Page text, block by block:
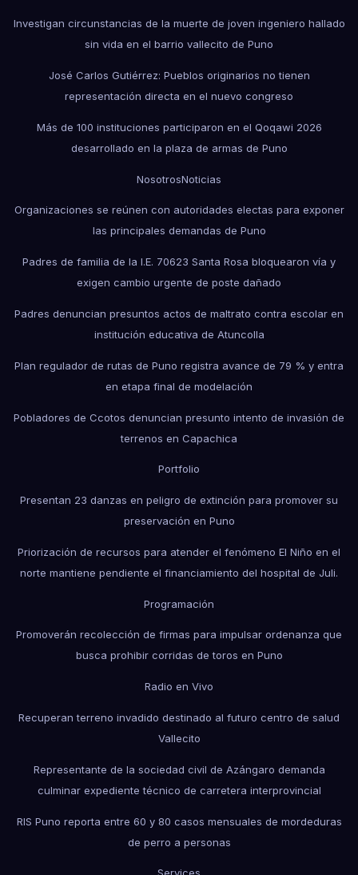
Investigan circunstancias de la muerte de joven ingeniero hallado
sin vida en el barrio vallecito de Puno
José Carlos Gutiérrez: Pueblos originarios no tienen
representación directa en el nuevo congreso
Más de 100 instituciones participaron en el Qoqawi 2026
desarrollado en la plaza de armas de Puno
NosotrosNoticias
Organizaciones se reúnen con autoridades electas para exponer
las principales demandas de Puno
Padres de familia de la I.E. 70623 Santa Rosa bloquearon vía y
exigen cambio urgente de poste dañado
Padres denuncian presuntos actos de maltrato contra escolar en
institución educativa de Atuncolla
Plan regulador de rutas de Puno registra avance de 79 % y entra
en etapa final de modelación
Pobladores de Ccotos denuncian presunto intento de invasión de
terrenos en Capachica
Portfolio
Presentan 23 danzas en peligro de extinción para promover su
preservación en Puno
Priorización de recursos para atender el fenómeno El Niño en el
norte mantiene pendiente el financiamiento del hospital de Juli.
Programación
Promoverán recolección de firmas para impulsar ordenanza que
busca prohibir corridas de toros en Puno
Radio en Vivo
Recuperan terreno invadido destinado al futuro centro de salud
Vallecito
Representante de la sociedad civil de Azángaro demanda
culminar expediente técnico de carretera interprovincial
RIS Puno reporta entre 60 y 80 casos mensuales de mordeduras
de perro a personas